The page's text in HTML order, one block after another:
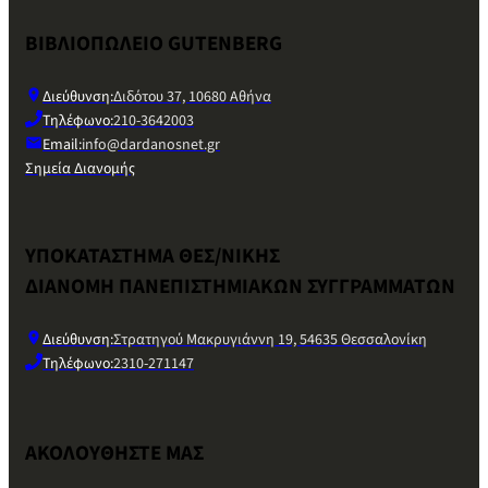
ΒΙΒΛΙΟΠΩΛΕΙΟ GUTENBERG
Διεύθυνση:Διδότου 37, 10680 Αθήνα
Τηλέφωνο:210-3642003
Email:info@dardanosnet.gr
Σημεία Διανομής
ΥΠΟΚΑΤΑΣΤΗΜΑ ΘΕΣ/ΝΙΚΗΣ
ΔΙΑΝΟΜΗ ΠΑΝΕΠΙΣΤΗΜΙΑΚΩΝ ΣΥΓΓΡΑΜΜΑΤΩΝ
Διεύθυνση:Στρατηγού Μακρυγιάννη 19, 54635 Θεσσαλονίκη
Τηλέφωνο:2310-271147
ΑΚΟΛΟΥΘΗΣΤΕ ΜΑΣ